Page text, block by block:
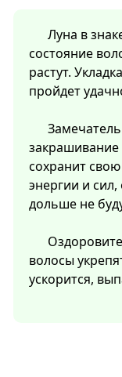
Луна в
состояние
растут.
пройдет
закрашивание
сохранит
энергии и
дольше не
волосы
ускорится,